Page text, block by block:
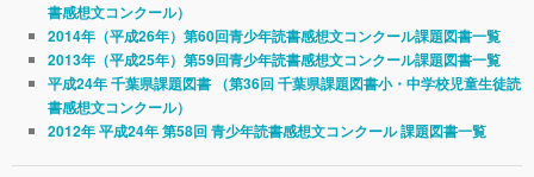
書感想文コンクール）
2014年（平成26年）第60回青少年読書感想文コンクール課題図書一覧
2013年（平成25年）第59回青少年読書感想文コンクール課題図書一覧
平成24年 千葉県課題図書 （第36回 千葉県課題図書小・中学校児童生徒読
書感想文コンクール）
2012年 平成24年 第58回 青少年読書感想文コンクール 課題図書一覧